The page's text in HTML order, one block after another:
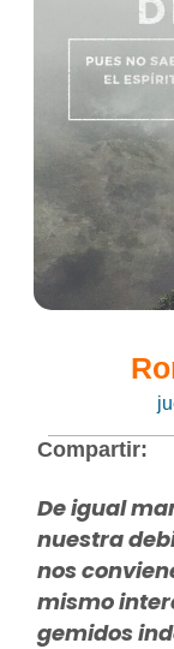
Compartir:
De igual
nuestra
nos
mismo
gemidos